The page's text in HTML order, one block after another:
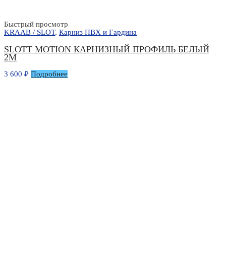
Быстрый просмотр
KRAAB / SLOT, Карниз ПВХ и Гардина
SLOTT MOTION КАРНИЗНЫЙ ПРОФИЛЬ БЕЛЫЙ
2М
3 600 ₽ Подробнее